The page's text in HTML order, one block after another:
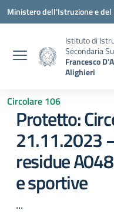
Vai ai contenuti
Vai al menu di navigazione
Vai al footer
Ministero dell'Istruzione e
Istituto di
Secondaria
Francesco
Alighieri
Circolare 106
Protetto:
21.11.2023
residue
e sportive
...